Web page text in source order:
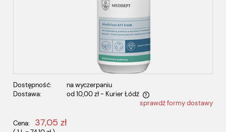
Dostępność:
na wyczerpaniu
Dostawa:
od 10,00 zł - Kurier Łódź
Cena nie zawiera ewentualnych kosztów płatnościsprawdź formy dostawy
Cena: 37,05 zł